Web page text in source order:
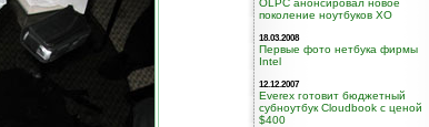
OLPC анонсировал новое
поколение ноутбуков XO
18.03.2008
Первые фото нетбука фирмы
Intel
12.12.2007
Everex готовит бюджетный
субноутбук Cloudbook с ценой
$400